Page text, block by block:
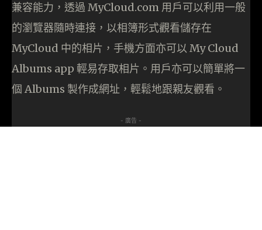
兼容能力，透過 MyCloud.com 用戶可以利用一般
的瀏覽器隨時連接，以相簿形式觀看儲存在
MyCloud 中的相片，手機方面亦可以 My Cloud
Albums app 輕易存取相片。用戶亦可以簡單將一
個 Albums 製作成網址，輕鬆地跟親友觀看。
- 廣告 -